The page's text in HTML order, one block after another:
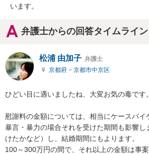
います。
弁護士からの回答タイムライン
松浦 由加子 弁護士
京都府 > 京都市中京区
ひどい目に遇いましたね、大変お気の毒です。
慰謝料の金額については、相当にケースバイ
暴言・暴力の場合それを受けた期間も影響し
けたかなど）し、結婚期間にもよります。
100～300万円の間で、それ以上の金額は事